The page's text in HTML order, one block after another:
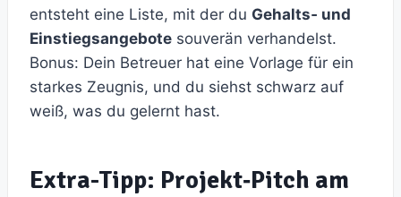
entsteht eine Liste, mit der du Gehalts‑ und
Einstiegsangebote souverän verhandelst.
Bonus: Dein Betreuer hat eine Vorlage für ein
starkes Zeugnis, und du siehst schwarz auf
weiß, was du gelernt hast.
Extra-Tipp: Projekt‑Pitch am